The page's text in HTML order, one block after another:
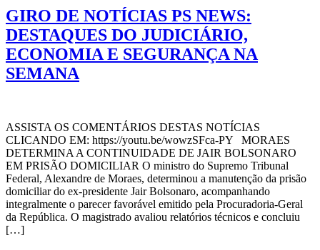
GIRO DE NOTÍCIAS PS NEWS:
DESTAQUES DO JUDICIÁRIO,
ECONOMIA E SEGURANÇA NA
SEMANA
ASSISTA OS COMENTÁRIOS DESTAS NOTÍCIAS
CLICANDO EM: https://youtu.be/wowzSFca-PY MORAES
DETERMINA A CONTINUIDADE DE JAIR BOLSONARO
EM PRISÃO DOMICILIAR O ministro do Supremo Tribunal
Federal, Alexandre de Moraes, determinou a manutenção da prisão
domiciliar do ex-presidente Jair Bolsonaro, acompanhando
integralmente o parecer favorável emitido pela Procuradoria-Geral
da República. O magistrado avaliou relatórios técnicos e concluiu
[…]